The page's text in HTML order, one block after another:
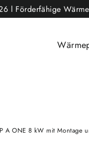
l Förderfähige
A ONE 8 kW mit Montage